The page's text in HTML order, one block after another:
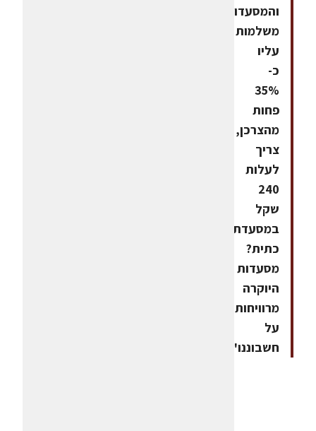
והמסעדות
משלמות
עליו
כ-
35%
פחות
מהצרכן,
צריך
לעלות
240
שקל
במסעדת
כתית?
מסעדות
היוקרה
מרוויחות
על
חשבוננו"